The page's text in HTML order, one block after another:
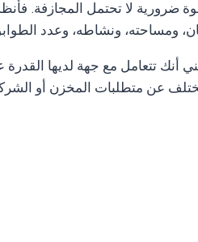
ضرورية لا تحتمل المجازفة.
ومساحته، ونشاطه، وعدد
أنك تتعامل مع جهة لديها
عن متطلبات المخزن أو